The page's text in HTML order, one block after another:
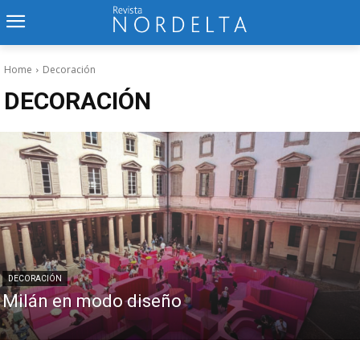
Home Decoración
DECORACIÓN
DECORACIÓN
Milán en modo diseño